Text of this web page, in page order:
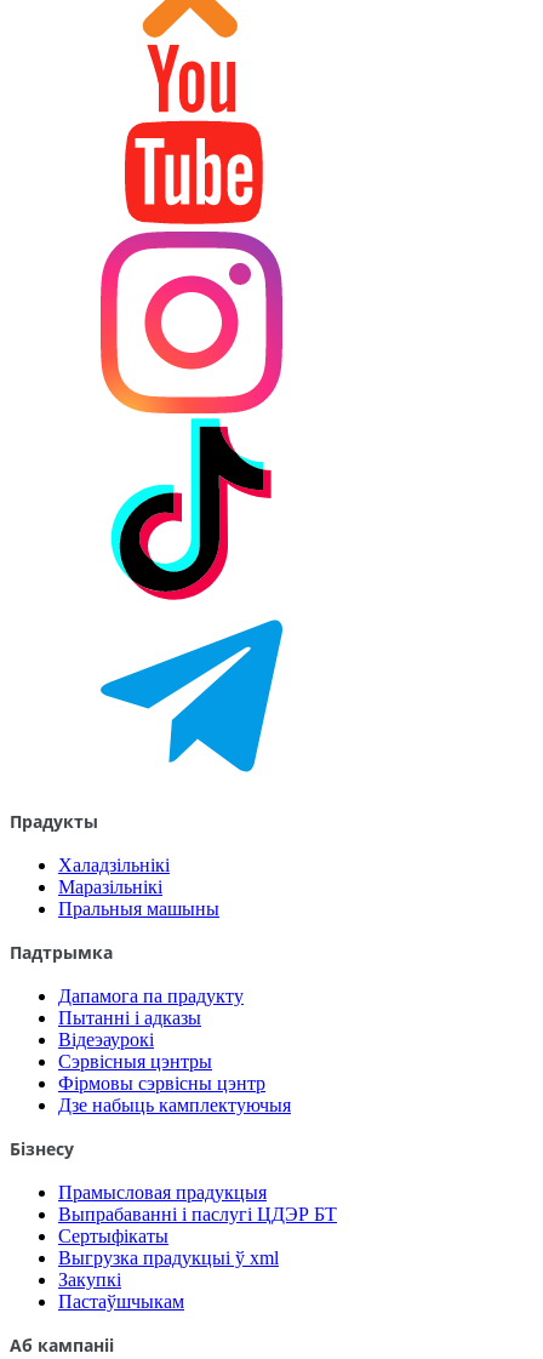
Прадукты
Халадзільнікі
Маразільнікі
Пральныя машыны
Падтрымка
Дапамога па прадукту
Пытанні і адказы
Відеэаурокі
Сэрвісныя цэнтры
Фірмовы сэрвісны цэнтр
Дзе набыць камплектуючыя
Бізнесу
Прамысловая прадукцыя
Выпрабаванні і паслугі ЦДЭР БТ
Сертыфікаты
Выгрузка прадукцыі ў xml
Закупкі
Пастаўшчыкам
Аб кампаніі